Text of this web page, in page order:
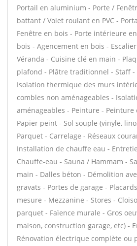
Portail en aluminium - Porte /
battant / Volet roulant en PVC -
Fenêtre en bois - Porte intérieure
bois - Agencement en bois -
Véranda - Cuisine clé en main -
plafond - Plâtre traditionnel - Staff
Isolation thermique des murs
combles non aménageables -
aménageables - Peinture -
Papier peint - Sol souple (vinyle,
Parquet - Carrelage - Réseaux
Installation de chauffe eau -
Chauffe-eau - Sauna / Hammam -
main - Dalles béton - Démolition
gravats - Portes de garage -
mesure - Mezzanine - Stores -
parquet - Faïence murale - Gros
maison, construction garage, etc) -
Rénovation électrique complète ou